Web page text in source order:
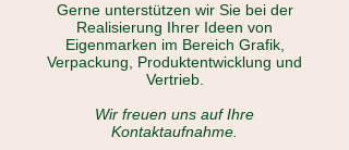
Gerne unterstützen wir Sie bei der
Realisierung Ihrer Ideen von
Eigenmarken im Bereich Grafik,
Verpackung, Produktentwicklung und
Vertrieb.
Wir freuen uns auf Ihre
Kontaktaufnahme.